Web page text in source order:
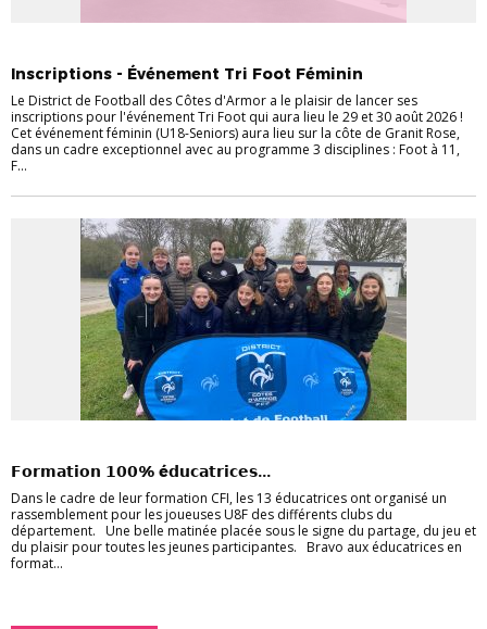
Inscriptions - Événement Tri Foot Féminin
Le District de Football des Côtes d'Armor a le plaisir de lancer ses
inscriptions pour l'événement Tri Foot qui aura lieu le 29 et 30 août 2026 !
Cet événement féminin (U18-Seniors) aura lieu sur la côte de Granit Rose,
dans un cadre exceptionnel avec au programme 3 disciplines : Foot à 11,
F...
𝗙𝗼𝗿𝗺𝗮𝘁𝗶𝗼𝗻 𝟭𝟬𝟬% é𝗱𝘂𝗰𝗮𝘁𝗿𝗶𝗰𝗲𝘀...
Dans le cadre de leur formation CFI, les 13 éducatrices ont organisé un
rassemblement pour les joueuses U8F des différents clubs du
département. Une belle matinée placée sous le signe du partage, du jeu et
du plaisir pour toutes les jeunes participantes. Bravo aux éducatrices en
format...